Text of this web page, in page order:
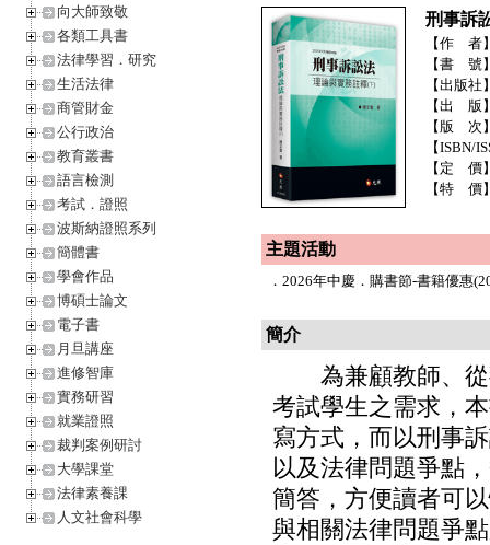
向大師致敬
各類工具書
法律學習．研究
生活法律
商管財金
公行政治
教育叢書
語言檢測
考試．證照
波斯納證照系列
簡體書
學會作品
博碩士論文
電子書
月旦講座
進修智庫
實務研習
就業證照
裁判案例研討
大學課堂
法律素養課
人文社會科學
刑事訴
【作 者
【書 號
【出版社
【出 版
【版 次
【ISBN/
【定 價
【特 價
主題活動
． 2026年中慶．購書節-書籍優惠
簡介
為兼顧教師、從
考試學生之需求，
寫方式，而以刑事
以及法律問題爭點
簡答，方便讀者可
與相關法律問題爭